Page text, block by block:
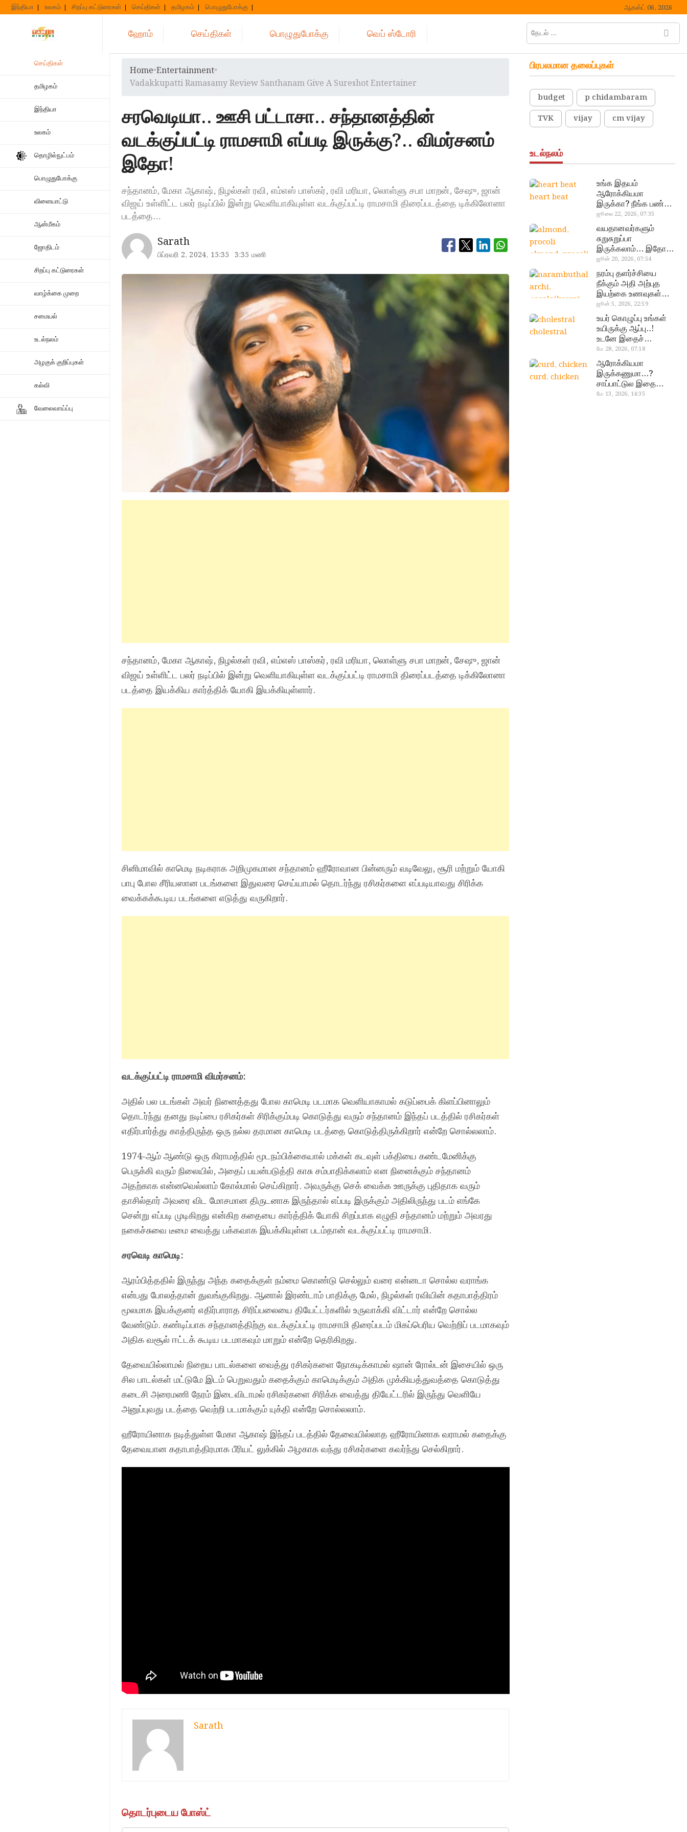
Skip
to
இந்தியா உலகம் சிறப்பு கட்டுரைகள் செய்திகள் தமிழகம் பொழுதுபோக்கு ஆகஸ்ட் 06, 2026
ஹோம் செய்திகள் பொழுதுபோக்கு வெப் ஸ்டோரி
தேடல்
… M
செய்திகள்
தமிழகம்
இந்தியா
உலகம்
தொழில்நுட்பம்
பொழுதுபோக்கு
விளையாட்டு
ஆன்மீகம்
ஜோதிடம்
சிறப்பு கட்டுரைகள்
வாழ்க்கை முறை
சமையல்
உடல்நலம்
அழகுக் குறிப்புகள்
கல்வி
வேலைவாய்ப்பு
Home»Entertainment»
Vadakkupatti Ramasamy Review Santhanam Give A Sureshot Entertainer
சரவெடியா.. ஊசி பட்டாசா.. சந்தானத்தின்
வடக்குப்பட்டி ராமசாமி எப்படி இருக்கு?.. விமர்சனம்
இதோ!
சந்தானம், மேகா ஆகாஷ், நிழல்கள் ரவி, எம்எஸ் பாஸ்கர், ரவி மரியா, லொள்ளு சபா மாறன், சேஷு, ஜான்
விஜய் உள்ளிட்ட பலர் நடிப்பில் இன்று வெளியாகியுள்ள வடக்குப்பட்டி ராமசாமி திரைப்படத்தை டிக்கிலோனா
படத்தை…
Sarath
பிப்ரவரி 2, 2024, 15:35 3:35 மணி
சந்தானம், மேகா ஆகாஷ், நிழல்கள் ரவி, எம்எஸ் பாஸ்கர், ரவி மரியா, லொள்ளு சபா மாறன், சேஷு, ஜான்
விஜய் உள்ளிட்ட பலர் நடிப்பில் இன்று வெளியாகியுள்ள வடக்குப்பட்டி ராமசாமி திரைப்படத்தை டிக்கிலோனா
படத்தை இயக்கிய கார்த்திக் யோகி இயக்கியுள்ளார்.
சினிமாவில் காமெடி நடிகராக அறிமுகமான சந்தானம் ஹீரோவான பின்னரும் வடிவேலு, சூரி மற்றும் யோகி
பாபு போல சீரியஸான படங்களை இதுவரை செய்யாமல் தொடர்ந்து ரசிகர்களை எப்படியாவது சிரிக்க
வைக்கக்கூடிய படங்களை எடுத்து வருகிறார்.
வடக்குப்பட்டி ராமசாமி விமர்சனம்:
அதில் பல படங்கள் அவர் நினைத்தது போல காமெடி படமாக வெளியாகாமல் கடுப்பைக் கிளப்பினாலும்
தொடர்ந்து தனது நடிப்பை ரசிகர்கள் சிரிக்கும்படி கொடுத்து வரும் சந்தானம் இந்தப் படத்தில் ரசிகர்கள்
எதிர்பார்த்து காத்திருந்த ஒரு நல்ல தரமான காமெடி படத்தை கொடுத்திருக்கிறார் என்றே சொல்லலாம்.
1974-ஆம் ஆண்டு ஒரு கிராமத்தில் மூடநம்பிக்கையால் மக்கள் கடவுள் பக்தியை கண்டமேனிக்கு
பெருக்கி வரும் நிலையில், அதைப் பயன்படுத்தி காசு சம்பாதிக்கலாம் என நினைக்கும் சந்தானம்
அதற்காக என்னவெல்லாம் கோல்மால் செய்கிறார். அவருக்கு செக் வைக்க ஊருக்கு புதிதாக வரும்
தாசில்தார் அவரை விட மோசமான திருடனாக இருந்தால் எப்படி இருக்கும் அதிலிருந்து படம் எங்கே
சென்று எப்படி முடிகிறது என்கிற கதையை கார்த்திக் யோகி சிறப்பாக எழுதி சந்தானம் மற்றும் அவரது
நகைச்சுவை டீமை வைத்து பக்கவாக இயக்கியுள்ள படம்தான் வடக்குப்பட்டி ராமசாமி.
சரவெடி காமெடி:
ஆரம்பித்ததில் இருந்து அந்த கதைக்குள் நம்மை கொண்டு செல்லும் வரை என்னடா சொல்ல வராங்க
என்பது போலத்தான் துவங்குகிறது. ஆனால் இரண்டாம் பாதிக்கு மேல், நிழல்கள் ரவியின் கதாபாத்திரம்
மூலமாக இயக்குனர் எதிர்பாராத சிரிப்பலையை தியேட்டர்களில் உருவாக்கி விட்டார் என்றே சொல்ல
வேண்டும். கண்டிப்பாக சந்தானத்திற்கு வடக்குப்பட்டி ராமசாமி திரைப்படம் மிகப்பெரிய வெற்றிப் படமாகவும்
அதிக வசூல் ஈட்டக் கூடிய படமாகவும் மாறும் என்றே தெரிகிறது.
தேவையில்லாமல் நிறைய பாடல்களை வைத்து ரசிகர்களை நோகடிக்காமல் ஷான் ரோல்டன் இசையில் ஒரு
சில பாடல்கள் மட்டுமே இடம் பெறுவதும் கதைக்கும் காமெடிக்கும் அதிக முக்கியத்துவத்தை கொடுத்து
கடைசி அரைமணி நேரம் இடைவிடாமல் ரசிகர்களை சிரிக்க வைத்து தியேட்டரில் இருந்து வெளியே
அனுப்புவது படத்தை வெற்றி படமாக்கும் யுக்தி என்றே சொல்லலாம்.
ஹீரோயினாக நடித்துள்ள மேகா ஆகாஷ் இந்தப் படத்தில் தேவையில்லாத ஹீரோயினாக வராமல் கதைக்கு
தேவையான கதாபாத்திரமாக பீரியட் லுக்கில் அழகாக வந்து ரசிகர்களை கவர்ந்து செல்கிறார்.
Sarath
தொடர்புடைய போஸ்ட்
பிரபலமான தலைப்புகள்
budget
p chidambaram
TVK
vijay cm vijay
உடல்நலம்
heart beat
உங்க இதயம்
ஆரோக்கியமா
இருக்கா? நீங்க பண்ண
வேண்டிய எளிய 5
டெஸ்ட்!
ஜூலை 22, 2026, 07:35
almond, procoli
வயதானவர்களும்
சுறுசுறுப்பா
இருக்கலாம்… இதோ
சூப்பர் உணவுகள்!
ஜூன் 20, 2026, 07:54
narambuthalar
chi,
pasalaikeerai
நரம்பு தளர்ச்சியை
நீக்கும் அதி அற்புத
இயற்கை உணவுகள்…
தவற விட்டுறாதீங்க!
ஜூன் 5, 2026, 22:59
cholestral
உயர் கொழுப்பு உங்கள்
உயிருக்கு ஆப்பு..!
உடனே இதைச்
செய்யுங்க!
மே 28, 2026, 07:18
curd, chicken
ஆரோக்கியமா
இருக்கணுமா…?
சாப்பாட்டுல இதை
எல்லாம்
மே 13, 2026, 14:35